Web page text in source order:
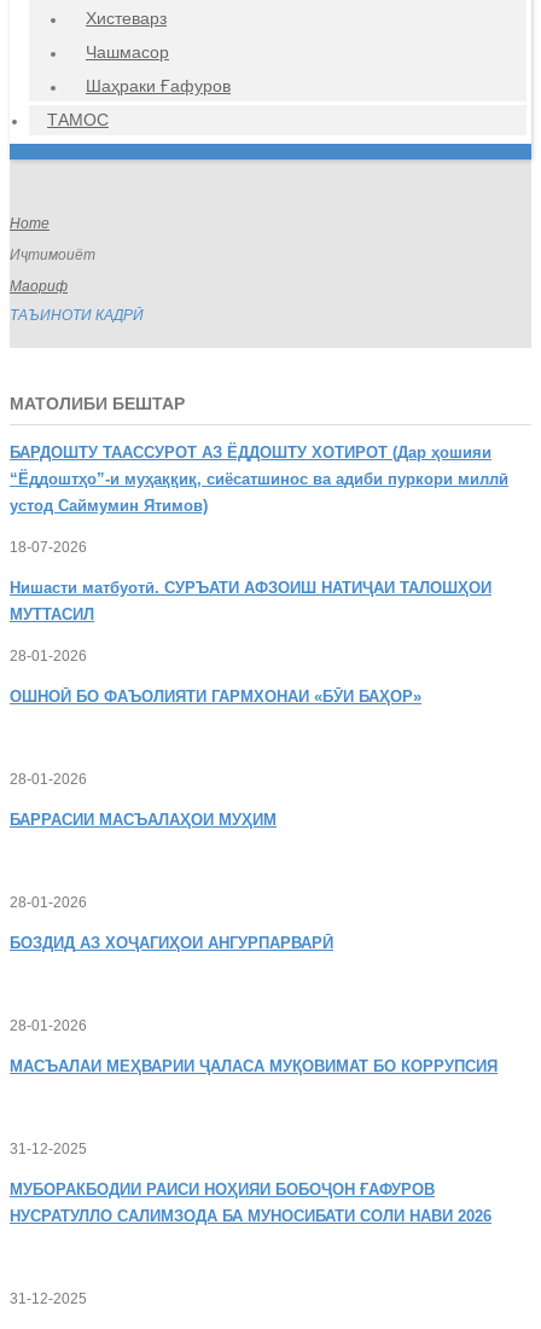
Хистеварз
Чашмасор
Шаҳраки Ғафуров
ТАМОС
Home
Иҷтимоиёт
Маориф
ТАЪИНОТИ КАДРӢ
МАТОЛИБИ БЕШТАР
БАРДОШТУ ТААССУРОТ АЗ ЁДДОШТУ ХОТИРОТ (Дар ҳошияи
“Ёддоштҳо”-и муҳаққиқ, сиёсатшинос ва адиби пуркори миллӣ
устод Саймумин Ятимов)
18-07-2026
Нишасти матбуотӣ. СУРЪАТИ АФЗОИШ НАТИҶАИ ТАЛОШҲОИ
МУТТАСИЛ
28-01-2026
ОШНОӢ БО ФАЪОЛИЯТИ ГАРМХОНАИ «БӮИ БАҲОР»
28-01-2026
БАРРАСИИ МАСЪАЛАҲОИ МУҲИМ
28-01-2026
БОЗДИД АЗ ХОҶАГИҲОИ АНГУРПАРВАРӢ
28-01-2026
МАСЪАЛАИ МЕҲВАРИИ ҶАЛАСА МУҚОВИМАТ БО КОРРУПСИЯ
31-12-2025
МУБОРАКБОДИИ РАИСИ НОҲИЯИ БОБОҶОН ҒАФУРОВ
НУСРАТУЛЛО САЛИМЗОДА БА МУНОСИБАТИ СОЛИ НАВИ 2026
31-12-2025